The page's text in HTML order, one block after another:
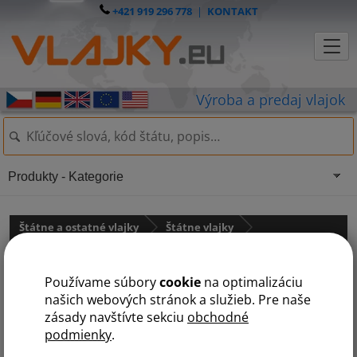
Používame súborycookie na optimalizáciu
našich webových stránok a služieb. Pre naše
zásady navštívte sekciu obchodné
podmienky.
+421 919 296 778| KONTAKT
Štátne a ostatné vlajky
Štátne vlajky
A B Č E F G J K P S T U V
Produkty - Kategorie